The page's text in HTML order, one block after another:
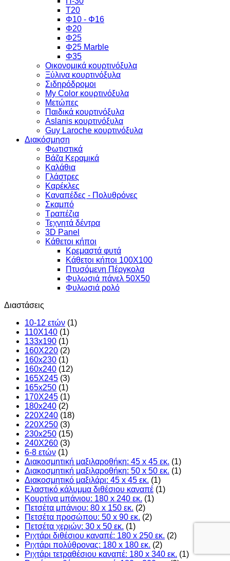
Τ20
Φ10 - Φ16
Φ20
Φ25
Φ25 Marble
Φ35
Οικονομικά κουρτινόξυλα
Ξύλινα κουρτινόξυλα
Σιδηρόδρομοι
My Color κουρτινόξυλα
Μετώπες
Παιδικά κουρτινόξυλα
Aslanis κουρτινόξυλα
Guy Laroche κουρτινόξυλα
Διακόσμηση
Φωτιστικά
Βάζα Κεραμικά
Καλάθια
Γλάστρες
Καρέκλες
Καναπέδες - Πολυθρόνες
Σκαμπό
Τραπέζια
Τεχνητά δέντρα
3D Panel
Κάθετοι κήποι
Κρεμαστά φυτά
Κάθετοι κήποι 100Χ100
Πτυσόμενη Πέργκολα
Φυλωσιά πάνελ 50Χ50
Φυλωσιά ρολό
Διαστάσεις
10-12 ετών (1)
110X140 (1)
133x190 (1)
160X220 (2)
160x230 (1)
160x240 (12)
165X245 (3)
165x250 (1)
170X245 (1)
180x240 (2)
220X240 (18)
220X250 (3)
230x250 (15)
240X260 (3)
6-8 ετών (1)
Διακοσμητική μαξιλαροθήκη: 45 x 45 εκ. (1)
Διακοσμητική μαξιλαροθήκη: 50 x 50 εκ. (1)
Διακοσμητικό μαξιλάρι: 45 x 45 εκ. (1)
Ελαστικό κάλυμμα διθέσιου καναπέ (1)
Κουρτίνα μπάνιου: 180 x 240 εκ. (1)
Πετσέτα μπάνιου: 80 x 150 εκ. (2)
Πετσέτα προσώπου: 50 x 90 εκ. (2)
Πετσέτα χεριών: 30 x 50 εκ. (1)
Ριχτάρι διθέσιου καναπέ: 180 x 250 εκ. (2)
Ριχτάρι πολύθρονας: 180 x 180 εκ. (2)
Ριχτάρι τετραθέσιου καναπέ: 180 x 340 εκ. (1)